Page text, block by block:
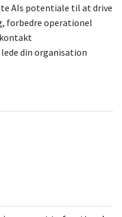
AIs potentiale til at drive
forbedre operationel
din organisation